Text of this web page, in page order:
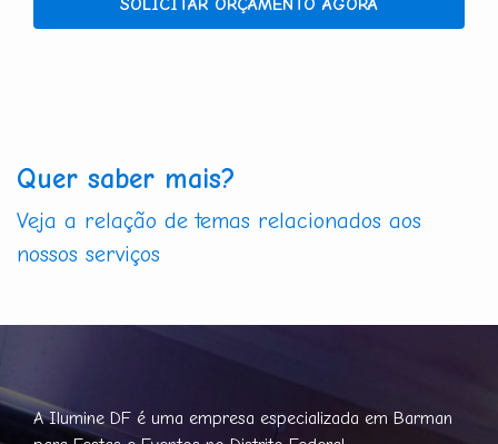
SOLICITAR ORÇAMENTO AGORA
Quer saber mais?
Veja a relação de temas relacionados aos
nossos serviços
A Ilumine DF é uma empresa especializada em Barman